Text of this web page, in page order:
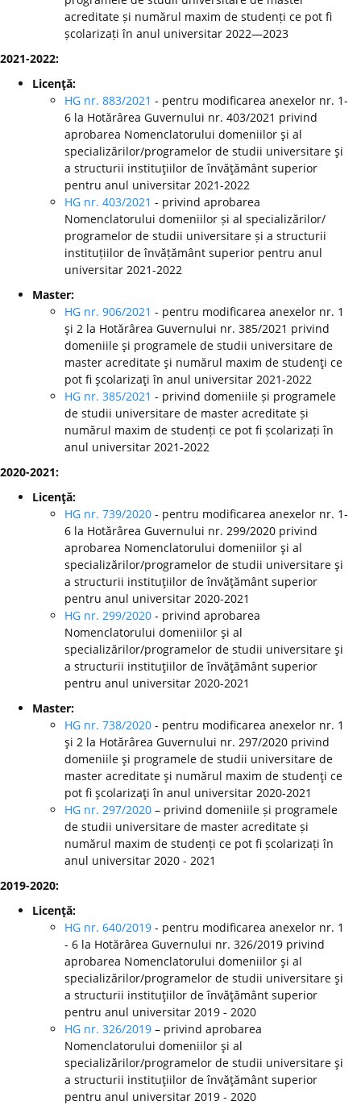
acreditate și numărul maxim de studenți ce pot fi
școlarizați în anul universitar 2022—2023
2021-2022:
Licenţă:
HG nr. 883/2021 - pentru modificarea anexelor nr. 1-
6 la Hotărârea Guvernului nr. 403/2021 privind
aprobarea Nomenclatorului domeniilor şi al
specializărilor/programelor de studii universitare şi
a structurii instituţiilor de învăţământ superior
pentru anul universitar 2021-2022
HG nr. 403/2021 - privind aprobarea
Nomenclatorului domeniilor și al specializărilor/
programelor de studii universitare și a structurii
instituțiilor de învățământ superior pentru anul
universitar 2021-2022
Master:
HG nr. 906/2021 - pentru modificarea anexelor nr. 1
şi 2 la Hotărârea Guvernului nr. 385/2021 privind
domeniile şi programele de studii universitare de
master acreditate şi numărul maxim de studenţi ce
pot fi şcolarizaţi în anul universitar 2021-2022
HG nr. 385/2021 - privind domeniile și programele
de studii universitare de master acreditate și
numărul maxim de studenți ce pot fi școlarizați în
anul universitar 2021-2022
2020-2021:
Licenţă:
HG nr. 739/2020 - pentru modificarea anexelor nr. 1-
6 la Hotărârea Guvernului nr. 299/2020 privind
aprobarea Nomenclatorului domeniilor şi al
specializărilor/programelor de studii universitare şi
a structurii instituţiilor de învăţământ superior
pentru anul universitar 2020-2021
HG nr. 299/2020 - privind aprobarea
Nomenclatorului domeniilor şi al
specializărilor/programelor de studii universitare şi
a structurii instituţiilor de învăţământ superior
pentru anul universitar 2020-2021
Master:
HG nr. 738/2020 - pentru modificarea anexelor nr. 1
şi 2 la Hotărârea Guvernului nr. 297/2020 privind
domeniile şi programele de studii universitare de
master acreditate şi numărul maxim de studenţi ce
pot fi şcolarizaţi în anul universitar 2020-2021
HG nr. 297/2020 – privind domeniile și programele
de studii universitare de master acreditate și
numărul maxim de studenți ce pot fi școlarizați în
anul universitar 2020 - 2021
2019-2020:
Licenţă:
HG nr. 640/2019 - pentru modificarea anexelor nr. 1
- 6 la Hotărârea Guvernului nr. 326/2019 privind
aprobarea Nomenclatorului domeniilor şi al
specializărilor/programelor de studii universitare şi
a structurii instituţiilor de învăţământ superior
pentru anul universitar 2019 - 2020
HG nr. 326/2019 – privind aprobarea
Nomenclatorului domeniilor şi al
specializărilor/programelor de studii universitare şi
a structurii instituţiilor de învăţământ superior
pentru anul universitar 2019 - 2020